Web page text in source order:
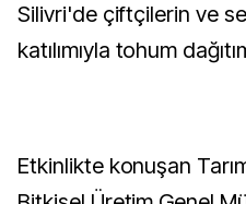
Silivri'de çiftçilerin ve
katılımıyla tohum
Etkinlikte konuşan